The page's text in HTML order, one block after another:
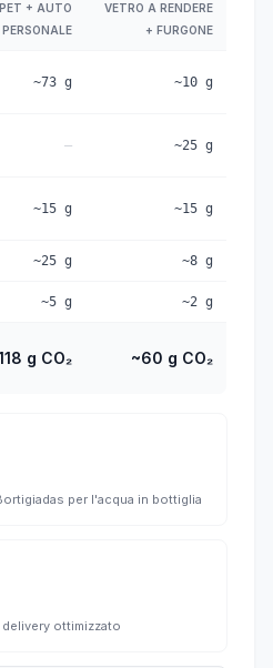
PET + AUTO
PERSONALE
VETRO A RENDERE
+ FURGONE
~73 g ~10 g
— ~25 g
~15 g ~15 g
~25 g ~8 g
~5 g ~2 g
g CO₂ ~60 g CO₂
per l'acqua in bottiglia
delivery ottimizzato